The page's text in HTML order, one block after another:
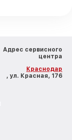
Адрес сервисного
центра
Краснодар
, ул. Красная, 176